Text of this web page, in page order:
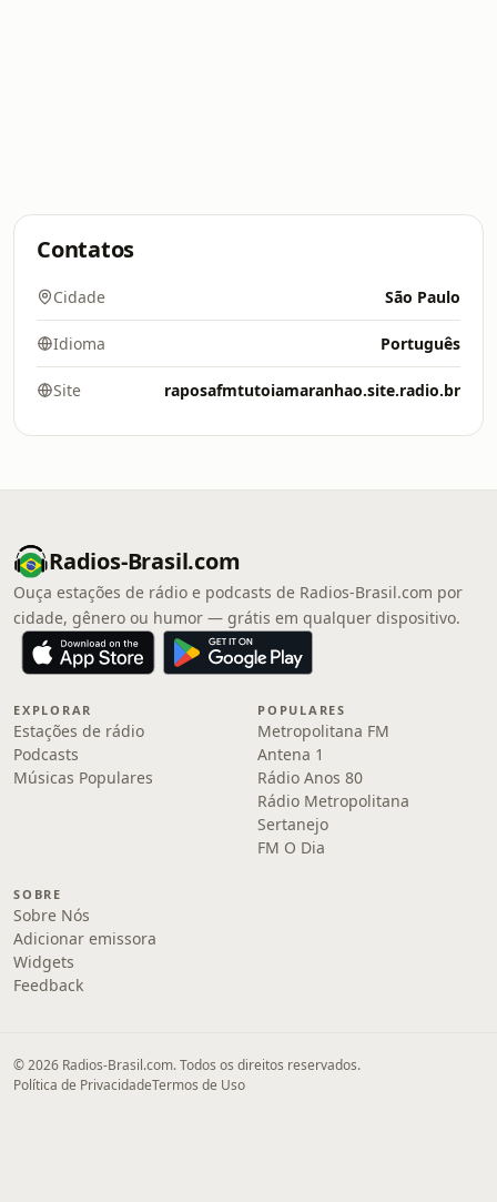
Contatos
Cidade São Paulo
Idioma Português
Site raposafmtutoiamaranhao.site.radio.br
Radios-Brasil.com
Ouça estações de rádio e podcasts de Radios-Brasil.com por
cidade, gênero ou humor — grátis em qualquer dispositivo.
EXPLORAR
Estações de rádio
Podcasts
Músicas Populares
POPULARES
Metropolitana FM
Antena 1
Rádio Anos 80
Rádio Metropolitana
Sertanejo
FM O Dia
SOBRE
Sobre Nós
Adicionar emissora
Widgets
Feedback
© 2026 Radios-Brasil.com. Todos os direitos reservados.
Política de PrivacidadeTermos de Uso